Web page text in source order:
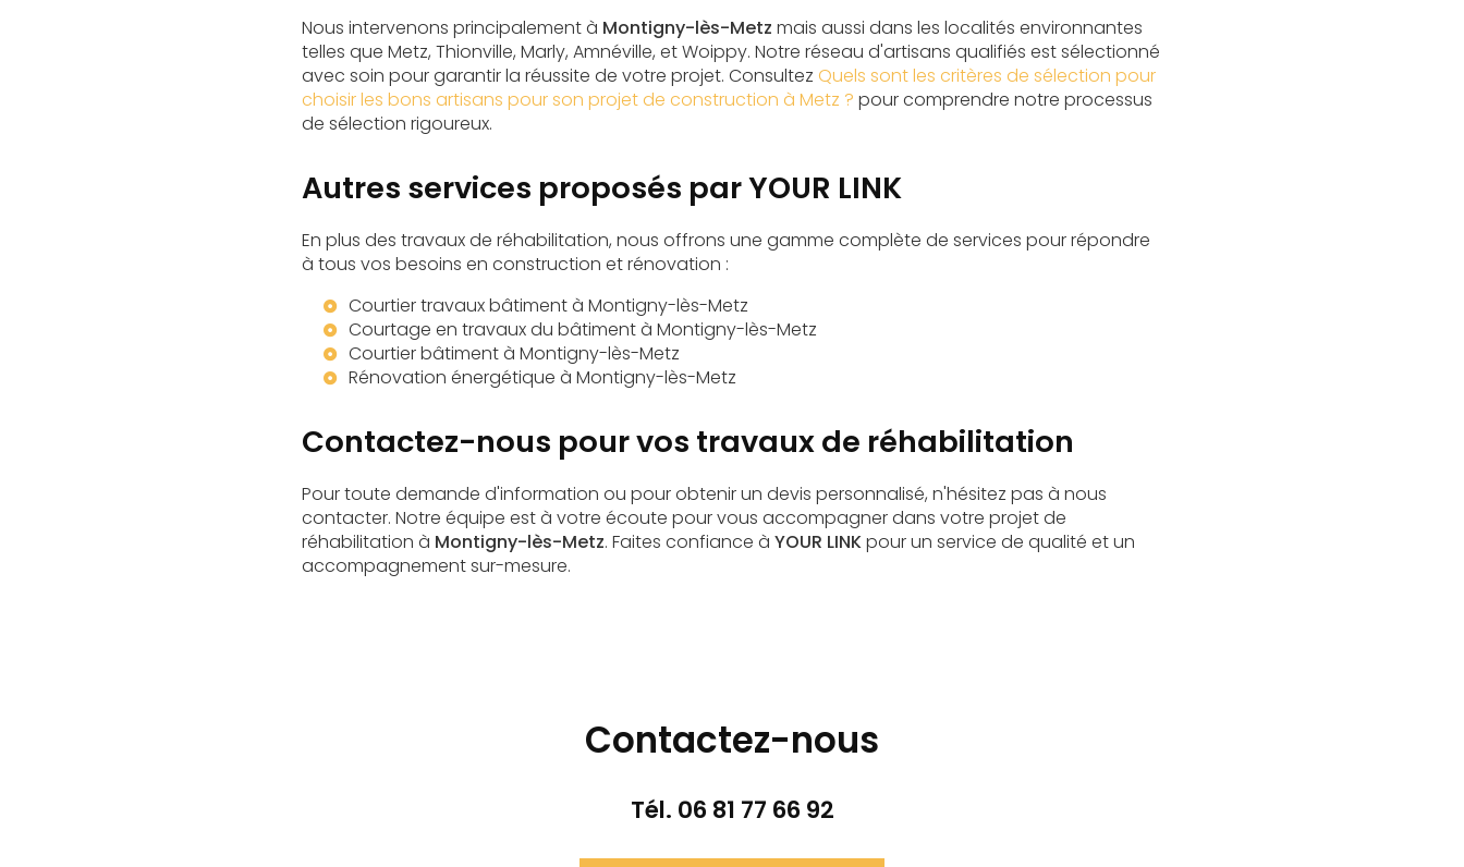
Nous intervenons principalement à Montigny-lès-Metz mais aussi dans les localités environnantes
telles que Metz, Thionville, Marly, Amnéville, et Woippy. Notre réseau d'artisans qualifiés est sélectionné
avec soin pour garantir la réussite de votre projet. Consultez Quels sont les critères de sélection pour
choisir les bons artisans pour son projet de construction à Metz ? pour comprendre notre processus
de sélection rigoureux.
Autres services proposés par YOUR LINK
En plus des travaux de réhabilitation, nous offrons une gamme complète de services pour répondre
à tous vos besoins en construction et rénovation :
Courtier travaux bâtiment à Montigny-lès-Metz
Courtage en travaux du bâtiment à Montigny-lès-Metz
Courtier bâtiment à Montigny-lès-Metz
Rénovation énergétique à Montigny-lès-Metz
Contactez-nous pour vos travaux de réhabilitation
Pour toute demande d'information ou pour obtenir un devis personnalisé, n'hésitez pas à nous
contacter. Notre équipe est à votre écoute pour vous accompagner dans votre projet de
réhabilitation à Montigny-lès-Metz. Faites confiance à YOUR LINKpour un service de qualité et un
accompagnement sur-mesure.
Contactez-nous
Tél. 06 81 77 66 92